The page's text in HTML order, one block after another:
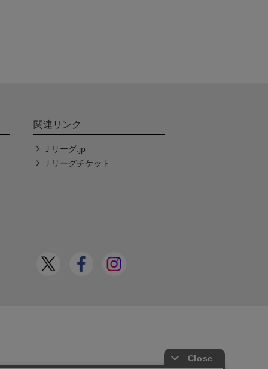
関連リンク
Ｊリーグ.jp
Ｊリーグチケット